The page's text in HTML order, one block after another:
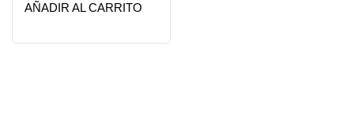
AÑADIR AL CARRITO